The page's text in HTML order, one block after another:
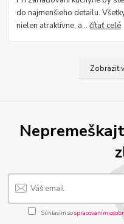
do najmenšieho detailu.
nielen atraktívne, a...čítať celé
Zobraziť
Súhlasím sospracovaním